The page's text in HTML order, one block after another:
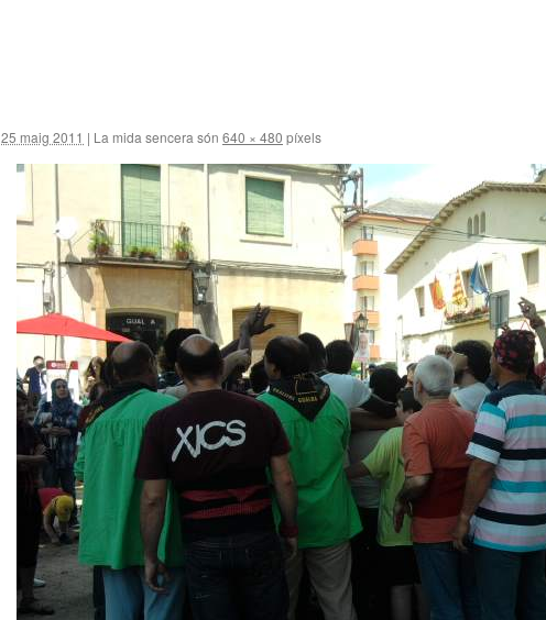
25 maig 2011 | La mida sencera són 640 × 480 píxels